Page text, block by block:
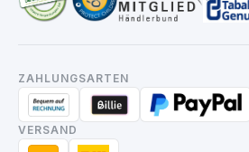
ZAHLUNGSARTEN
VERSAND